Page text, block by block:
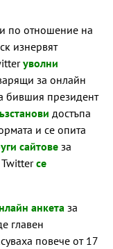
по отношение на
изнервят
уволни
за онлайн
бившия президент
достъпа
и се опита
сайтове за
Twitterсе
анкета за
главен
повече от 17